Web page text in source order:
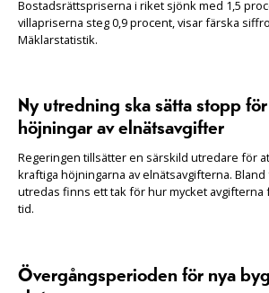
Bostadsrättspriserna i riket sjönk med 1,5
villapriserna steg 0,9 procent, visar färska
Mäklarstatistik.
Ny utredning ska sätta stopp
höjningar av elnätsavgifter
Regeringen tillsätter en särskild utredare för
kraftiga höjningarna av elnätsavgifterna.
utredas finns ett tak för hur mycket
tid.
Övergångsperioden för nya